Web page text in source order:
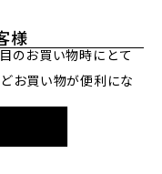
様
のお買い物時にとて
お買い物が便利にな